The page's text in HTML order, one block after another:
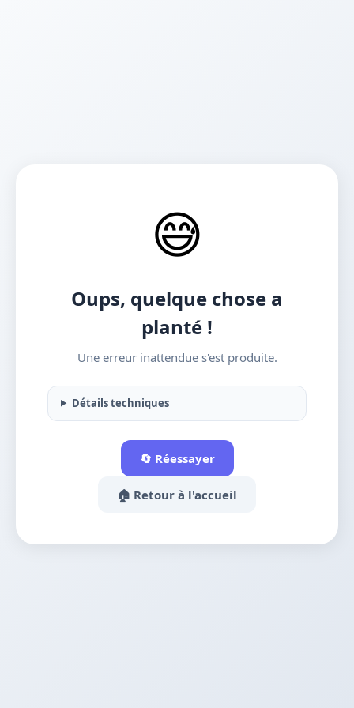
😅
Oups, quelque chose a
planté !
Une erreur inattendue s'est produite.
Détails techniques
🔄 Réessayer
🏠 Retour à l'accueil